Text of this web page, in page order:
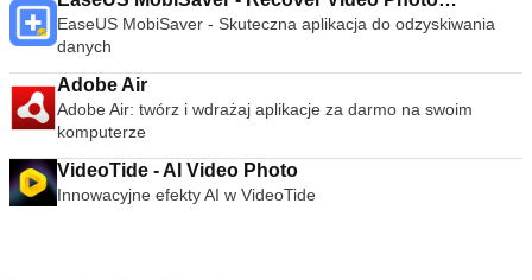
Contacts
EaseUS MobiSaver - Skuteczna aplikacja do odzyskiwania
danych
Adobe Air
Adobe Air: twórz i wdrażaj aplikacje za darmo na swoim
komputerze
VideoTide - AI Video Photo
Innowacyjne efekty AI w VideoTide